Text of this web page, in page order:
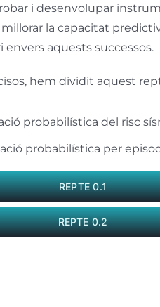
i desenvolupar
la capacitat
aquests successos.
hem dividit aquest
probabilística del risc
probabilística per
REPTE 0.1
REPTE 0.2